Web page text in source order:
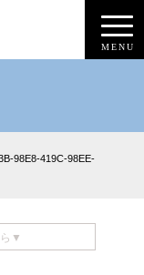
MENU
98E8-419C-98EE-
ら▼